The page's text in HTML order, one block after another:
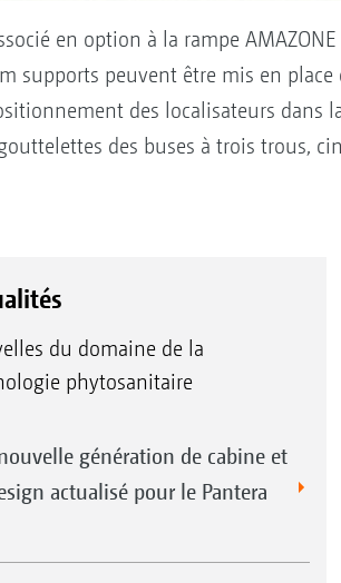
en option à la rampe
supports peuvent être mis en place
des localisateurs dans
des buses à trois trous,
du domaine de la
phytosanitaire
génération de cabine et
actualisé pour le Pantera